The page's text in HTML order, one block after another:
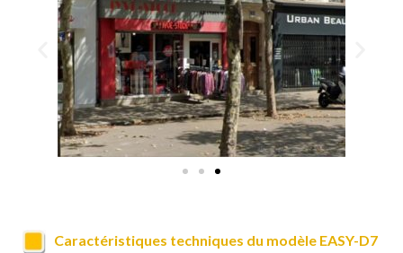
Caractéristiques techniques du modèle EASY-D7